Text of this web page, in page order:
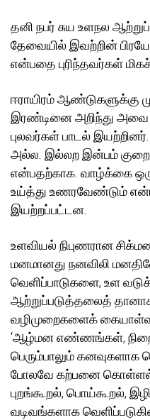
தனி நபர் சுய உளநல
தேவையில் இவற்றின்
என்பதை புரிந்தவர்கள்
ஈராயிரம் ஆண்டுகளுக்கு
இரண்டினை அறிந்து
புலவர்கள் பாடல்
அல்ல. இல்லற இன்பம்
என்பதற்காக. வாழ்க்கை
உய்த்து உணரவேண்டும்
இயற்றப்பட்டன.
உளவியல் நிபுணரான
மனமானது நனவிலி
வெளிப்பாடுகளை, உள
ஆற்றுப்படுத்தலைத்
வழிமுறைகளைக்
‘ஆழ்மன எண்ணங்கள்,
பெரும்பாலும்
போலவே கற்பனை
புறங்கூறல், பொய்கூறல்,
வடிவங்களாக